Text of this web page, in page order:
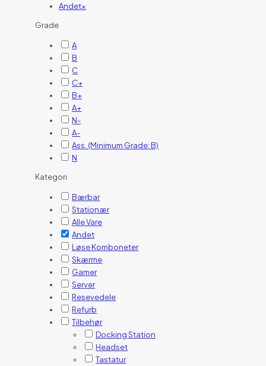
Andet×
Grade
A
B
C
C+
B+
A+
N-
A-
Ass. (Minimum Grade: B)
N
Kategori
Bærbar
Stationær
Alle Vare
Andet
Løse Komboneter
Skærme
Gamer
Server
Resevedele
Refurb
Tilbehør
Docking Station
Headset
Tastatur